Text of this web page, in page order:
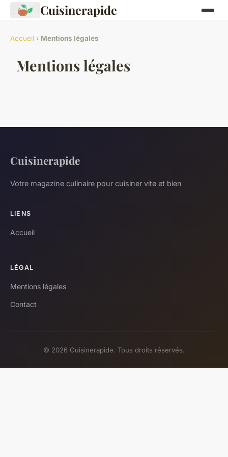
Cuisinerapide
Accueil › Mentions légales
Mentions légales
Cuisinerapide
Votre magazine culinaire pour cuisiner vite et bien
LIENS
Accueil
LÉGAL
Mentions légales
Contact
© 2026 Cuisinerapide. Tous droits réservés.